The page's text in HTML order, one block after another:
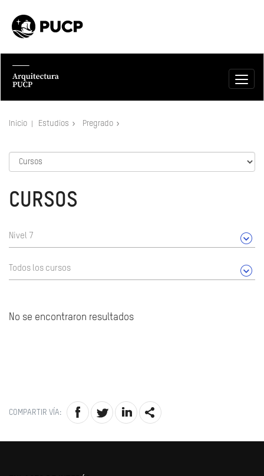
Inicio Estudios Pregrado
CURSOS
Nivel 7
Todos los cursos
No se encontraron resultados
COMPARTIR VÍA: